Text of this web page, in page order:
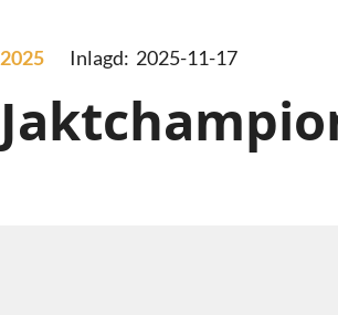
2025 Inlagd: 2025-11-17